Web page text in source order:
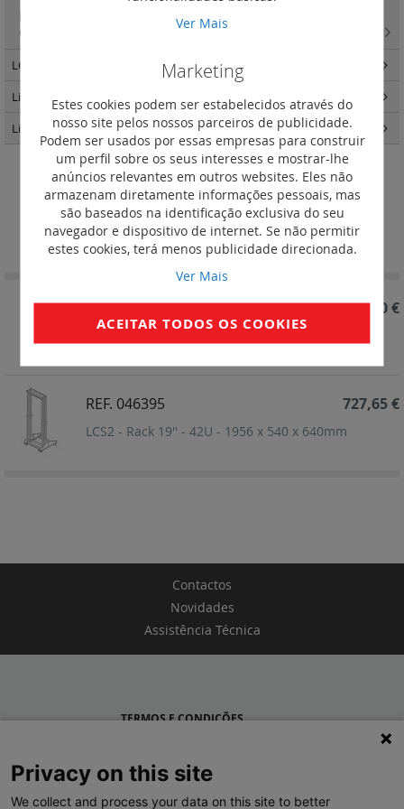
Rack 19''
Ordenar por
Definir
Ordenação
REF. 046396 818,60 €
REF. 046395
LCS2 - Rack 19'' - 42U - 1956 x 540 x 640mm
727,65 €
LCS2 - painéis de interligação, conectores keystone, caixa saliente e
chicotes cat. 6
LCS3 distribuição de energia(25)
Linkeo - Quadros e Armários
Linkeo C cobre(31)
Contactos
Novidades
Assistência Técnica
Ver Mais
Marketing
Estes cookies podem ser estabelecidos através do
nosso site pelos nossos parceiros de publicidade.
Podem ser usados por essas empresas para construir
um perfil sobre os seus interesses e mostrar-lhe
anúncios relevantes em outros websites. Eles não
armazenam diretamente informações pessoais, mas
são baseados na identificação exclusiva do seu
navegador e dispositivo de internet. Se não permitir
estes cookies, terá menos publicidade direcionada.
Ver Mais
ACEITAR TODOS OS COOKIES
TERMOS E CONDIÇÕES
LEGRAND PORTUGAL
Privacy on this site
We collect and process your data on this site to better